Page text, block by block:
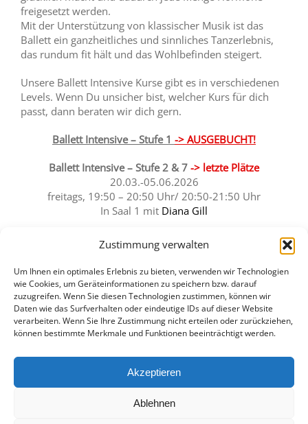
Zustimmung verwalten
Um Ihnen ein optimales Erlebnis zu bieten, verwenden wir Technologien
wie Cookies, um Geräteinformationen zu speichern bzw. darauf
zuzugreifen. Wenn Sie diesen Technologien zustimmen, können wir
Daten wie das Surfverhalten oder eindeutige IDs auf dieser Website
verarbeiten. Wenn Sie Ihre Zustimmung nicht erteilen oder zurückziehen,
können bestimmte Merkmale und Funktionen beeinträchtigt werden.
Akzeptieren
Ablehnen
freigesetzt werden.
Mit der Unterstützung von klassischer Musik ist das
Ballett ein ganzheitliches und sinnliches Tanzerlebnis,
das rundum fit hält und das Wohlbefinden steigert.
Unsere Ballett Intensive Kurse gibt es in verschiedenen
Levels. Wenn Du unsicher bist, welcher Kurs für dich
passt, dann beraten wir dich gern.
Ballett Intensive – Stufe 1 -> AUSGEBUCHT!
Ballett Intensive – Stufe 2 & 7 -> letzte Plätze
20.03.-05.06.2026
freitags, 19:50 – 20:50 Uhr/ 20:50-21:50 Uhr
In Saal 1 mit Diana Gill
Insgesamt 10 x 60 min
Kurskosten: 100,00 €
ANMELDUNG HIER